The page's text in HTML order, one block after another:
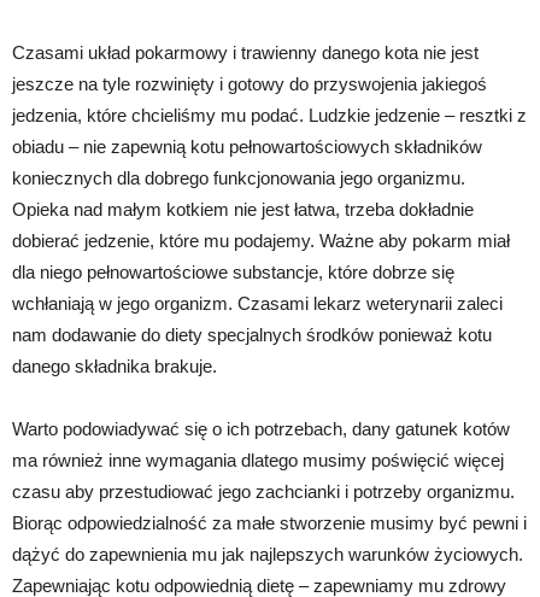
Czasami układ pokarmowy i trawienny danego kota nie jest
jeszcze na tyle rozwinięty i gotowy do przyswojenia jakiegoś
jedzenia, które chcieliśmy mu podać. Ludzkie jedzenie – resztki z
obiadu – nie zapewnią kotu pełnowartościowych składników
koniecznych dla dobrego funkcjonowania jego organizmu.
Opieka nad małym kotkiem nie jest łatwa, trzeba dokładnie
dobierać jedzenie, które mu podajemy. Ważne aby pokarm miał
dla niego pełnowartościowe substancje, które dobrze się
wchłaniają w jego organizm. Czasami lekarz weterynarii zaleci
nam dodawanie do diety specjalnych środków ponieważ kotu
danego składnika brakuje.
Warto podowiadywać się o ich potrzebach, dany gatunek kotów
ma również inne wymagania dlatego musimy poświęcić więcej
czasu aby przestudiować jego zachcianki i potrzeby organizmu.
Biorąc odpowiedzialność za małe stworzenie musimy być pewni i
dążyć do zapewnienia mu jak najlepszych warunków życiowych.
Zapewniając kotu odpowiednią dietę – zapewniamy mu zdrowy